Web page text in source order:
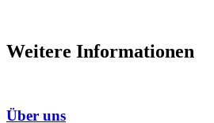
Weitere Informationen
Über uns